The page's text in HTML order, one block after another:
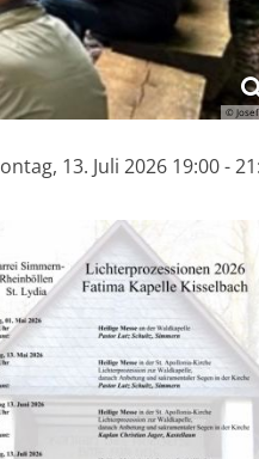
©
13. Juli 2026 19:00 -